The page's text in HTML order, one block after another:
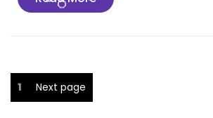
More
Seitennummerierung
Page
1 Next page